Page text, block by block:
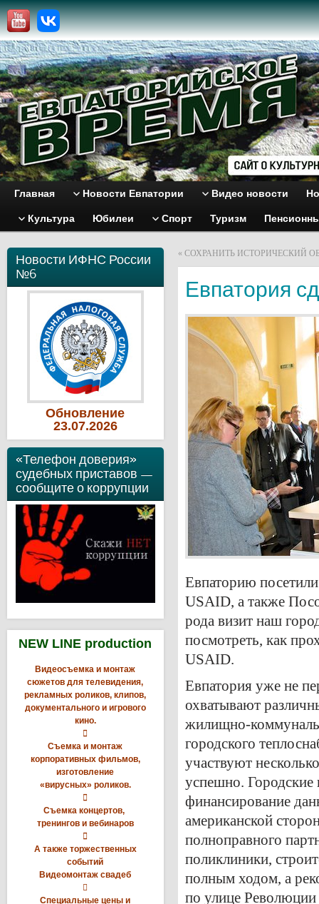
Главная Новости Евпатории Видео новости
Культура Юбилеи Спорт Туризм
Новости ИФНС России
№6
Обновление
23.07.2026
«Телефон доверия»
судебных приставов —
сообщите о коррупции
NEW LINE production
Видеосъемка и монтаж
сюжетов для телевидения,
рекламных роликов, клипов,
документального и игрового
кино.

Съемка и монтаж
корпоративных фильмов,
изготовление
«вирусных» роликов.

Съемка концертов,
тренингов и вебинаров

А также торжественных
событий
Видеомонтаж свадеб

Специальные цены и
« СОХРАНИТЬ ИСТОРИЧЕСКИЙ
Евпатория
Евпаторию
USAID, а также
рода визит наш
посмотреть, как
USAID.
Евпатория уже не
охватывают
жилищно-
городского
участвуют
успешно. Городские
финансирование
американской
полноправного
поликлиники,
полным ходом, а
по улице